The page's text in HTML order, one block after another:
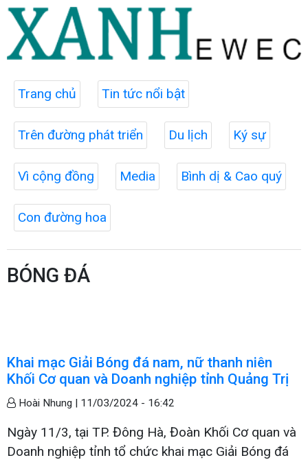
Trang chủ Tin tức nổi bật
Trên đường phát triển Du lịch Ký sự
Vì cộng đồng Media Bình dị & Cao quý
Con đường hoa
BÓNG ĐÁ
Khai mạc Giải Bóng đá nam, nữ thanh niên
Khối Cơ quan và Doanh nghiệp tỉnh Quảng Trị
Hoài Nhung | 11/03/2024 - 16:42
Ngày 11/3, tại TP. Đông Hà, Đoàn Khối Cơ quan và
Doanh nghiệp tỉnh tổ chức khai mạc Giải Bóng đá